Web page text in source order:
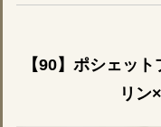
【90】ポシェッ
リン